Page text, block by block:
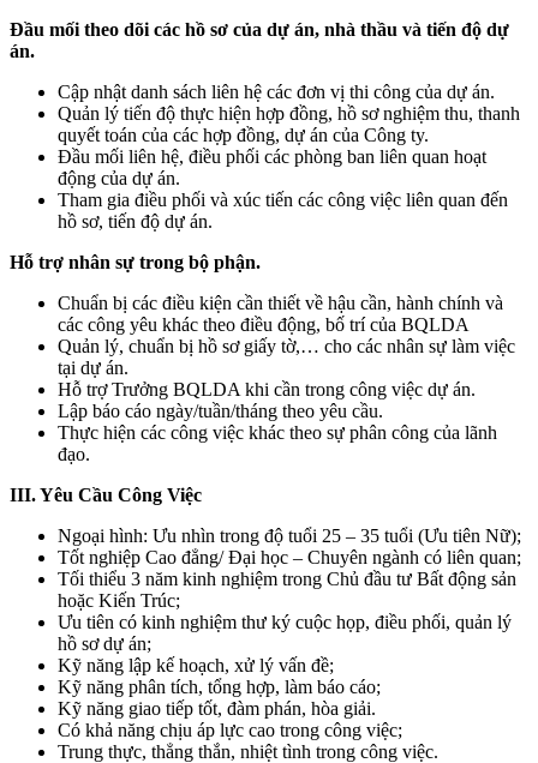
Đầu mối theo dõi các hồ sơ của dự án, nhà thầu và tiến độ dự
án.
Cập nhật danh sách liên hệ các đơn vị thi công của dự án.
Quản lý tiến độ thực hiện hợp đồng, hồ sơ nghiệm thu, thanh
quyết toán của các hợp đồng, dự án của Công ty.
Đầu mối liên hệ, điều phối các phòng ban liên quan hoạt
động của dự án.
Tham gia điều phối và xúc tiến các công việc liên quan đến
hồ sơ, tiến độ dự án.
Hỗ trợ nhân sự trong bộ phận.
Chuẩn bị các điều kiện cần thiết về hậu cần, hành chính và
các công yêu khác theo điều động, bố trí của BQLDA
Quản lý, chuẩn bị hồ sơ giấy tờ,… cho các nhân sự làm việc
tại dự án.
Hỗ trợ Trưởng BQLDA khi cần trong công việc dự án.
Lập báo cáo ngày/tuần/tháng theo yêu cầu.
Thực hiện các công việc khác theo sự phân công của lãnh
đạo.
III. Yêu Cầu Công Việc
Ngoại hình: Ưu nhìn trong độ tuổi 25 – 35 tuổi (Ưu tiên Nữ);
Tốt nghiệp Cao đẳng/ Đại học – Chuyên ngành có liên quan;
Tối thiểu 3 năm kinh nghiệm trong Chủ đầu tư Bất động sản
hoặc Kiến Trúc;
Ưu tiên có kinh nghiệm thư ký cuộc họp, điều phối, quản lý
hồ sơ dự án;
Kỹ năng lập kế hoạch, xử lý vấn đề;
Kỹ năng phân tích, tổng hợp, làm báo cáo;
Kỹ năng giao tiếp tốt, đàm phán, hòa giải.
Có khả năng chịu áp lực cao trong công việc;
Trung thực, thẳng thắn, nhiệt tình trong công việc.